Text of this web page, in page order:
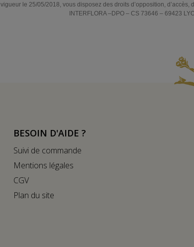
le 25/05/2018, vous disposez des droits d’opposition,
INTERFLORA –DPO – CS 73646 – 69423
BESOIN D'AIDE ?
Suivi de commande
Mentions légales
CGV
Plan du site